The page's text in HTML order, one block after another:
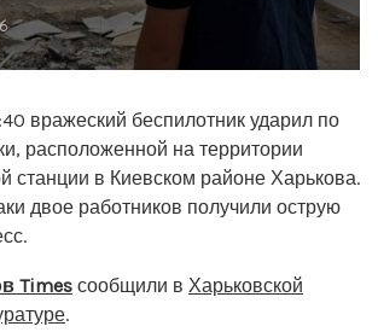
вражеский беспилотник ударил по
расположенной на территории
станции в Киевском районе Харькова.
двое работников получили острую
Times сообщили в Харьковской
.